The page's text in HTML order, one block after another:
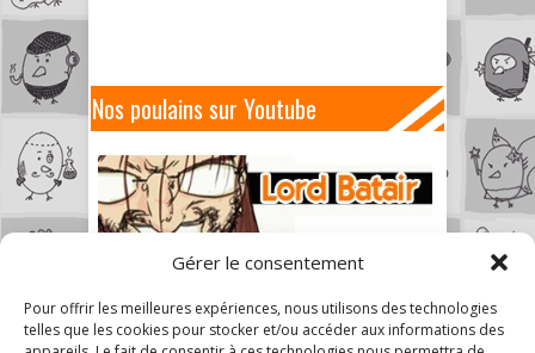
Gérer le consentement
Pour offrir les meilleures expériences, nous utilisons des technologies
telles que les cookies pour stocker et/ou accéder aux informations des
Nos poulains sur Youtube